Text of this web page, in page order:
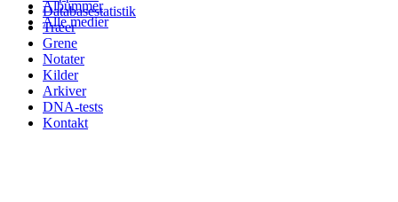
Albummer
Alle medier
Databasestatistik
Træer
Grene
Notater
Kilder
Arkiver
DNA-tests
Kontakt